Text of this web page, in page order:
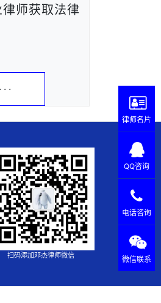
师获取法律
·
扫码添加邓杰律师微信
律师名片
QQ咨询
电话咨询
微信联系